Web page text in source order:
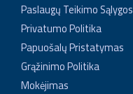
Paslaugų Teikimo Sąlygos
Privatumo Politika
Papuošalų Pristatymas
Grąžinimo Politika
Mokėjimas